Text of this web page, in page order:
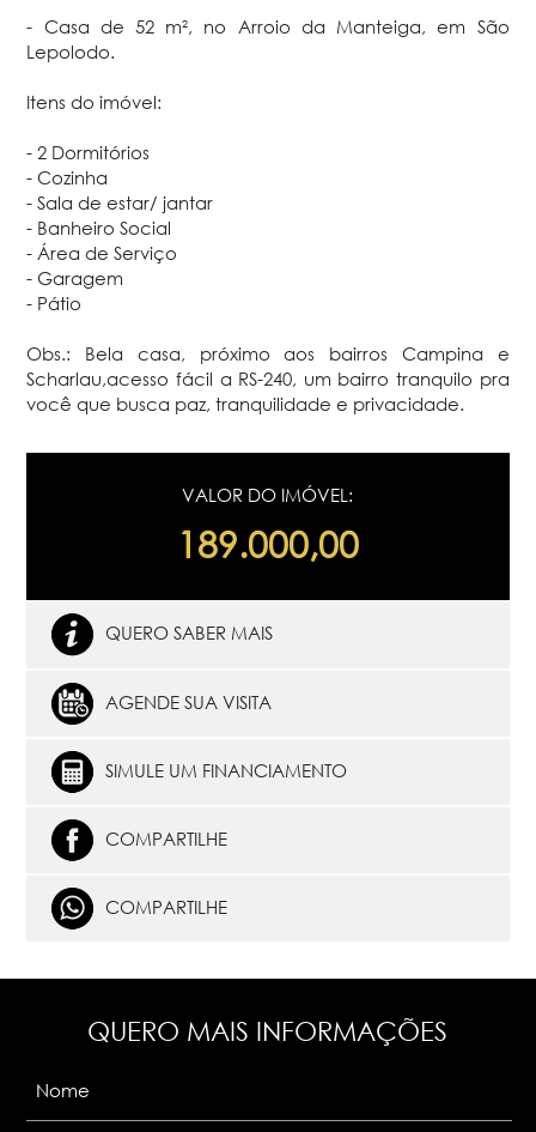
- Casa de 52 m², no Arroio da Manteiga, em São
Lepolodo.
Itens do imóvel:
- 2 Dormitórios
- Cozinha
- Sala de estar/ jantar
- Banheiro Social
- Área de Serviço
- Garagem
- Pátio
Obs.: Bela casa, próximo aos bairros Campina e
Scharlau,acesso fácil a RS-240, um bairro tranquilo pra
você que busca paz, tranquilidade e privacidade.
VALOR DO IMÓVEL:
189.000,00
QUERO SABER MAIS
AGENDE SUA VISITA
SIMULE UM FINANCIAMENTO
COMPARTILHE
COMPARTILHE
QUERO MAIS INFORMAÇÕES